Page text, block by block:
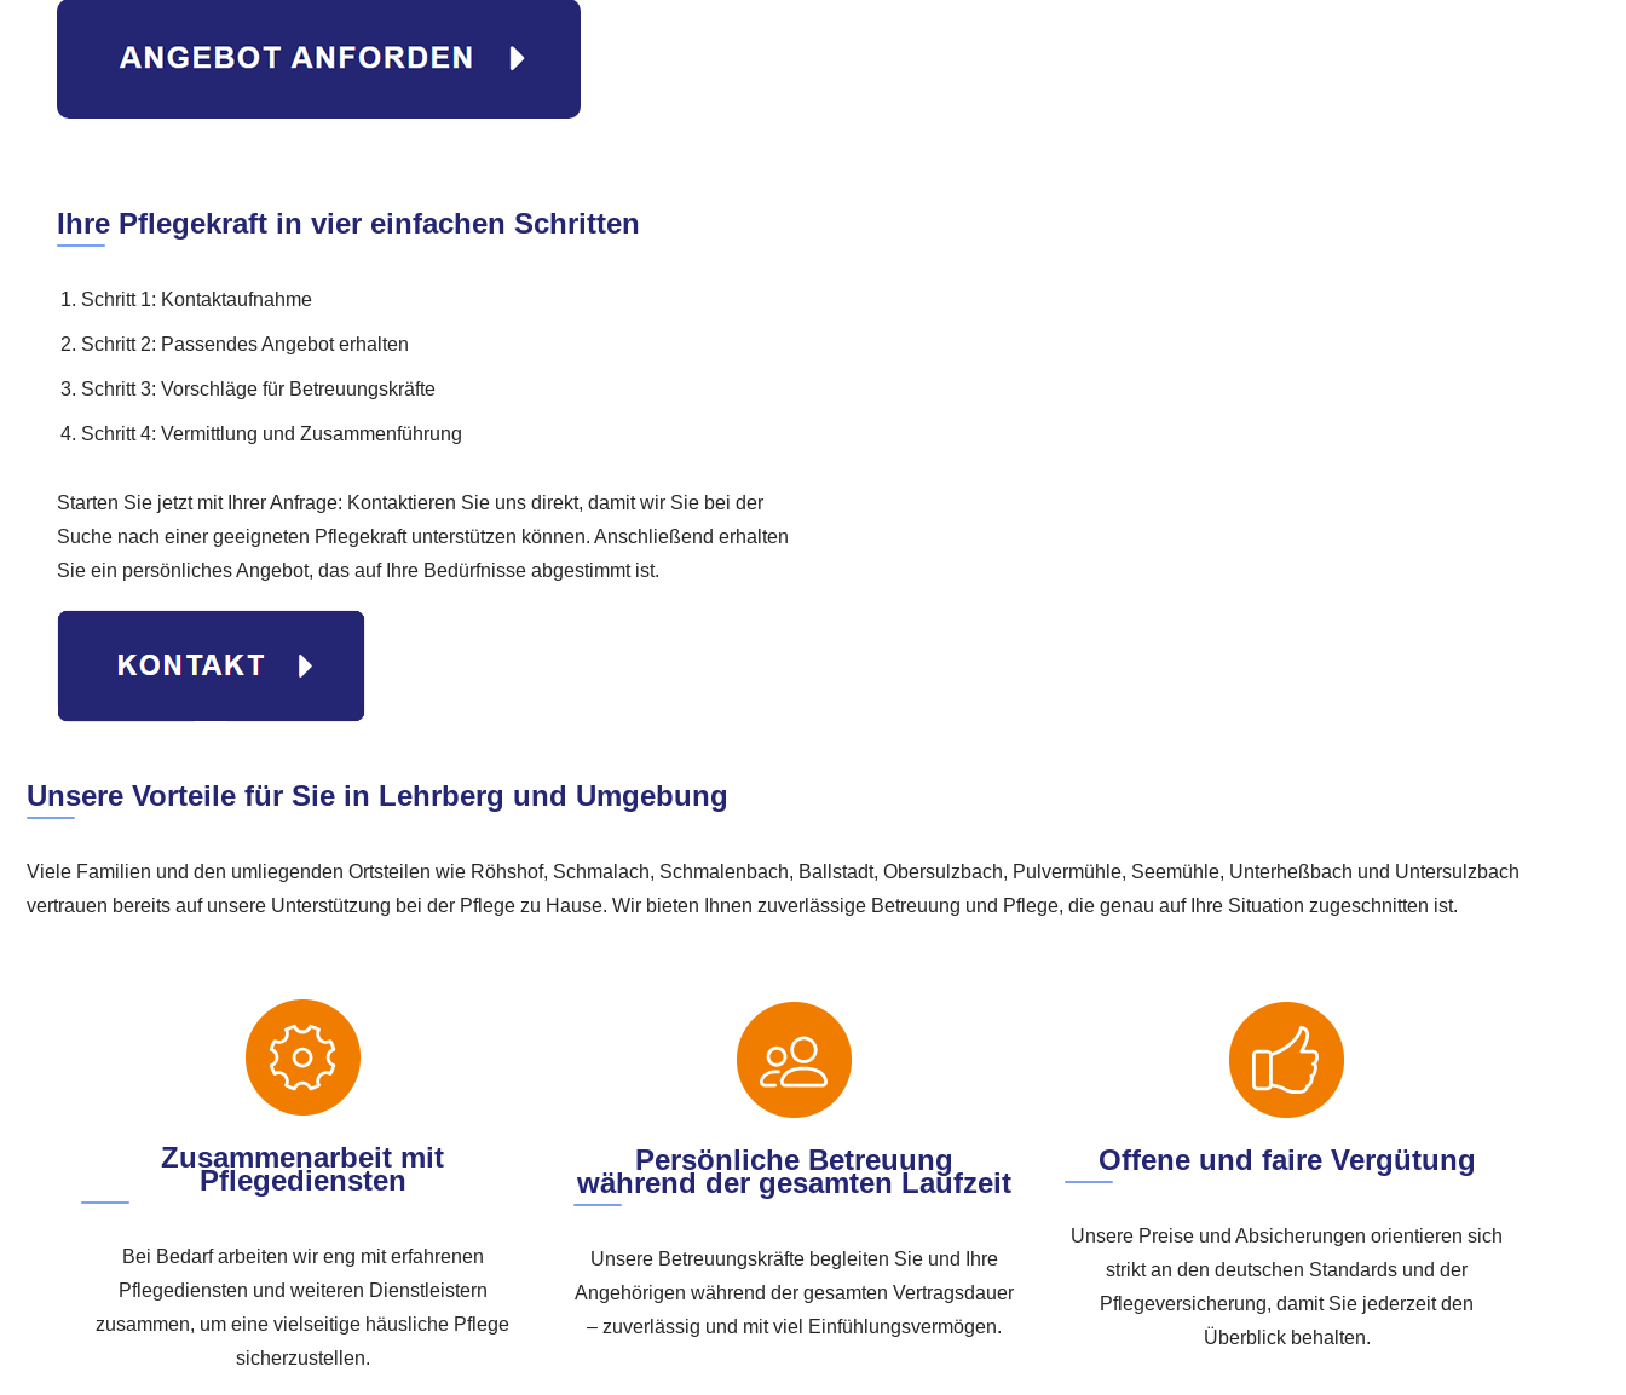
Ihre Pflegekraft in vier einfachen Schritten
Schritt 1: Kontaktaufnahme
Schritt 2: Passendes Angebot erhalten
Schritt 3: Vorschläge für Betreuungskräfte
Schritt 4: Vermittlung und Zusammenführung
Starten Sie jetzt mit Ihrer Anfrage: Kontaktieren Sie uns direkt, damit wir Sie bei der
Suche nach einer geeigneten Pflegekraft unterstützen können. Anschließend erhalten
Sie ein persönliches Angebot, das auf Ihre Bedürfnisse abgestimmt ist.
Unsere Vorteile für Sie in Lehrberg und Umgebung
Viele Familien und den umliegenden Ortsteilen wie Röhshof, Schmalach, Schmalenbach, Ballstadt, Obersulzbach, Pulvermühle, Seemühle, Unterheßbach und Untersulzbach
vertrauen bereits auf unsere Unterstützung bei der Pflege zu Hause. Wir bieten Ihnen zuverlässige Betreuung und Pflege, die genau auf Ihre Situation zugeschnitten ist.
Zusammenarbeit mit
Pflegediensten
Bei Bedarf arbeiten wir eng mit erfahrenen
Pflegediensten und weiteren Dienstleistern
zusammen, um eine vielseitige häusliche Pflege
sicherzustellen.
Persönliche Betreuung
während der gesamten Laufzeit
Unsere Betreuungskräfte begleiten Sie und Ihre
Angehörigen während der gesamten Vertragsdauer
– zuverlässig und mit viel Einfühlungsvermögen.
Offene und faire Vergütung
Unsere Preise und Absicherungen orientieren sich
strikt an den deutschen Standards und der
Pflegeversicherung, damit Sie jederzeit den
Überblick behalten.